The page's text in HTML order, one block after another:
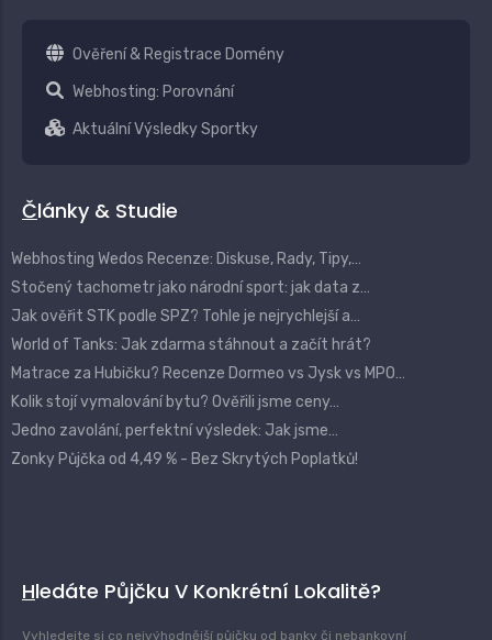
Ověření & Registrace Domény
Webhosting: Porovnání
Aktuální Výsledky Sportky
Články & Studie
Webhosting Wedos Recenze: Diskuse, Rady, Tipy,…
Stočený tachometr jako národní sport: jak data z…
Jak ověřit STK podle SPZ? Tohle je nejrychlejší a…
World of Tanks: Jak zdarma stáhnout a začít hrát?
Matrace za Hubičku? Recenze Dormeo vs Jysk vs MPO…
Kolik stojí vymalování bytu? Ověřili jsme ceny…
Jedno zavolání, perfektní výsledek: Jak jsme…
Zonky Půjčka od 4,49 % - Bez Skrytých Poplatků!
Hledáte Půjčku V Konkrétní Lokalitě?
Vyhledejte si co nejvýhodnější půjčku od banky či nebankovní